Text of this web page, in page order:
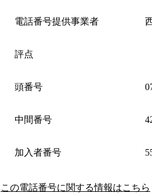
電話番号提供事業者
評点
頭番号
中間番号
加入者番号
この電話番号に関する情報はこちら